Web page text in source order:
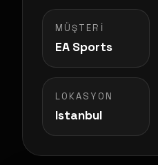
MÜŞTERI
EA Sports
LOKASYON
Istanbul